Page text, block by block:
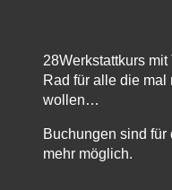
28Werkstattkurs
Rad für alle die
wollen…
Buchungen sind
mehr möglich.